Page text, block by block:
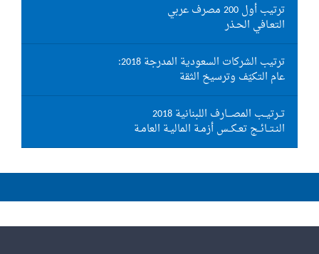
ترتيب أول 200 مصرف عربي
التعـافي الحـذر
ترتيب الشركات السعودية المدرجة 2018:
عام التكيّف وترسيخ الثقة
تــرتيــب المصـــارف اللبنانية 2018
النـتــائــج تعـكــس أزمـة الماليـة العامـة